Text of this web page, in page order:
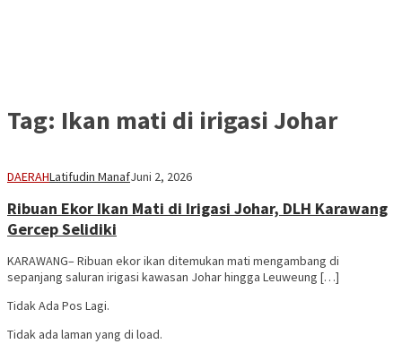
Tag: Ikan mati di irigasi Johar
DAERAHLatifudin ManafJuni 2, 2026
Ribuan Ekor Ikan Mati di Irigasi Johar, DLH Karawang
Gercep Selidiki
KARAWANG– Ribuan ekor ikan ditemukan mati mengambang di
sepanjang saluran irigasi kawasan Johar hingga Leuweung […]
Tidak Ada Pos Lagi.
Tidak ada laman yang di load.